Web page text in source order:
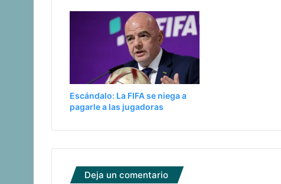
Escándalo: La FIFA se niega a
pagarle a las jugadoras
Deja un comentario